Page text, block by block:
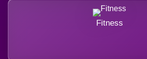
Fitness